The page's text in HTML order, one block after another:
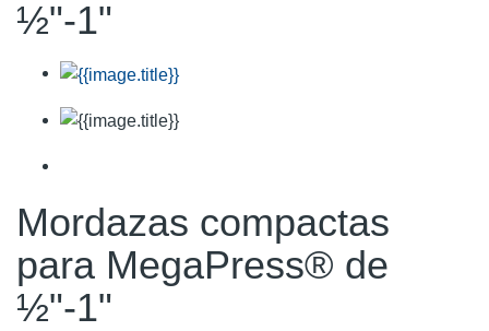
½"-1"
Mordazas compactas
para MegaPress® de
½"-1"